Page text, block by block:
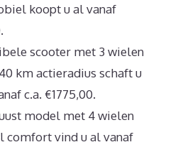
koopt u al vanaf
scooter met 3 wielen
km actieradius schaft u
c.a. €1775,00.
model met 4 wielen
comfort vind u al vanaf